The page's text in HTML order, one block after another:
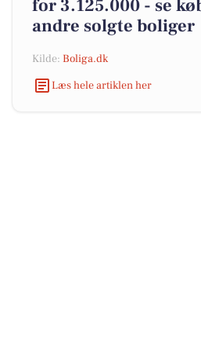
for 3.125.000 - se
andre solgte boliger
Kilde: Boliga.dk
Læs hele artiklen her